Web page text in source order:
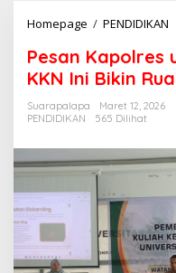
Homepage / PENDIDIKAN
Pesan Kapolres
KKN Ini Bikin
Suarapalapa
Maret 12, 2026
PENDIDIKAN
565 Dilihat